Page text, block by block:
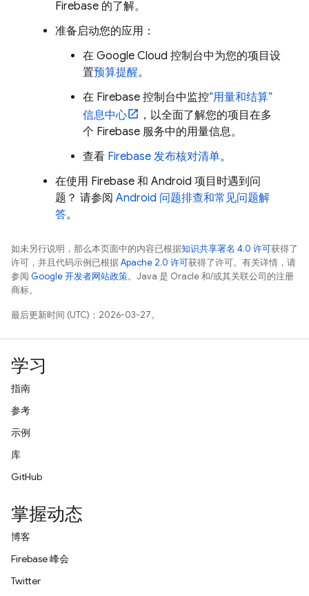
Firebase 的了解。
准备启动您的应用：
在 Google Cloud 控制台中为您的项目设
置预算提醒。
在 Firebase 控制台中监控“用量和结算”
信息中心
，以全面了解您的项目在多
个 Firebase 服务中的用量信息。
查看 Firebase 发布核对清单。
在使用 Firebase 和 Android 项目时遇到问
题？ 请参阅 Android 问题排查和常见问题解
答。
如未另行说明，那么本页面中的内容已根据知识共享署名 4.0 许可获得了
许可，并且代码示例已根据Apache 2.0 许可获得了许可。有关详情，请
参阅 Google 开发者网站政策。Java 是 Oracle 和/或其关联公司的注册
商标。
最后更新时间 (UTC)：2026-03-27。
学习
指南
参考
示例
库
GitHub
掌握动态
博客
Firebase 峰会
Twitter